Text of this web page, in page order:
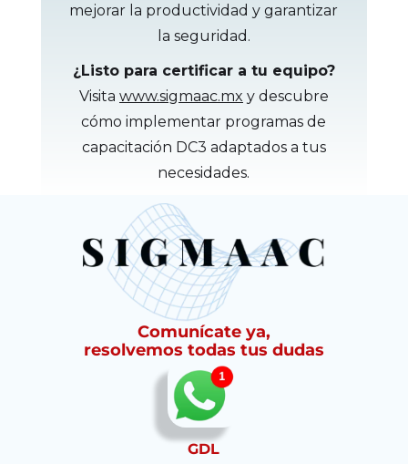
mejorar la productividad y garantizar
la seguridad.
¿Listo para certificar a tu equipo?
Visita www.sigmaac.mx y descubre
cómo implementar programas de
capacitación DC3 adaptados a tus
necesidades.
Comunícate ya,
resolvemos todas tus dudas
GDL